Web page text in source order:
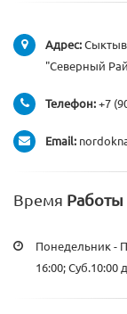
Адрес:
"Северный
Телефон: +7
Email:
Время Работы
Понедельник -
16:00; Суб.10:00